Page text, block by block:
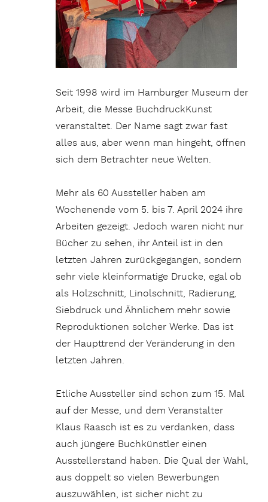
Seit 1998 wird im Hamburger Museum der
Arbeit, die Messe BuchdruckKunst
veranstaltet. Der Name sagt zwar fast
alles aus, aber wenn man hingeht, öffnen
sich dem Betrachter neue Welten.
Mehr als 60 Aussteller haben am
Wochenende vom 5. bis 7. April 2024 ihre
Arbeiten gezeigt. Jedoch waren nicht nur
Bücher zu sehen, ihr Anteil ist in den
letzten Jahren zurückgegangen, sondern
sehr viele kleinformatige Drucke, egal ob
als Holzschnitt, Linolschnitt, Radierung,
Siebdruck und Ähnlichem mehr sowie
Reproduktionen solcher Werke. Das ist
der Haupttrend der Veränderung in den
letzten Jahren.
Etliche Aussteller sind schon zum 15. Mal
auf der Messe, und dem Veranstalter
Klaus Raasch ist es zu verdanken, dass
auch jüngere Buchkünstler einen
Ausstellerstand haben. Die Qual der Wahl,
aus doppelt so vielen Bewerbungen
auszuwählen, ist sicher nicht zu